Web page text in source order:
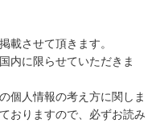
載させて頂きます。
内に限らせていただきま
個人情報の考え方に関しま
おりますので、必ずお読み